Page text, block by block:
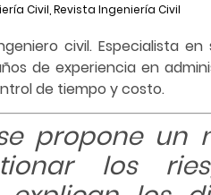
Civil Revista Ingeniería Civil
civil. Especialista
de experiencia en
de tiempo y costo.
propone un
los